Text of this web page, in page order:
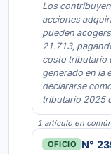
Los
acciones
pueden
21.713,
costo tributario
generado en la
declararse
tributario 2025
1 artículo en
OFICIO N°